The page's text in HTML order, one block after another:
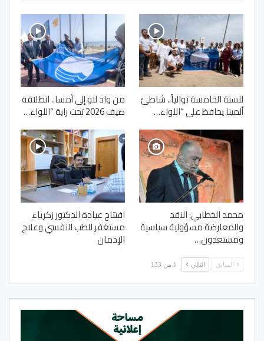
للسنة الخامسة توالياً.. شاطئ
ألمينا يحافظ على “اللواء…
من واد لاو إلى أمسا.. انطلاقة
صيف 2026 تحت راية “اللواء…
محمد الخطابي: النقد
والمعارضة مسؤولية سياسية
ومستعدون…
افتتاح عيادة الدكتور زكرياء
مستغفر للطب النفسي وعلاج
الإدمان
السابق التالي 1 من 133